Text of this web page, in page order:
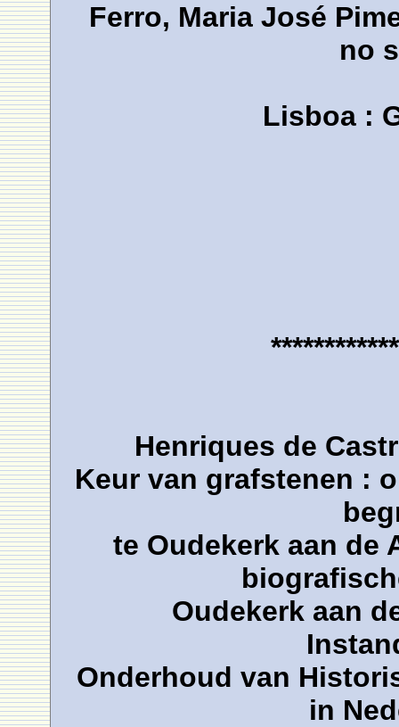
Ferro, Maria José
no
Lisboa :
Henriques de
Keur van grafstenen :
te Oudekerk aan de
Oudekerk aan
Onderhoud van
in